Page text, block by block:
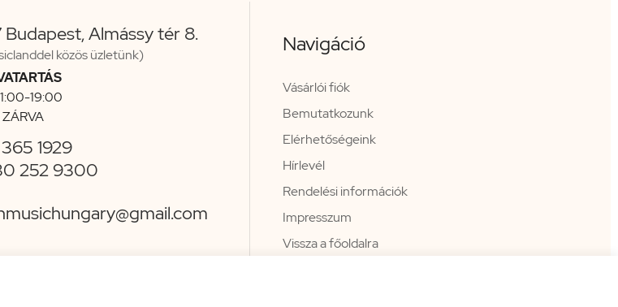
Budapest, Almássy tér 8.
közös üzletünk)
19:00
ZÁRVA
1929
252 9300
Navigáció
Vásárlói fiók
Bemutatkozunk
Elérhetőségeink
Hírlevél
Rendelési információk
Impresszum
Vissza a főoldalra